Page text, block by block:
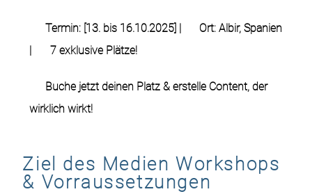
Termin:[13. bis 16.10.2025] | Ort:Albir, Spanien
7 exklusive Plätze!
Buche jetzt deinen Platz & erstelle Content, der
wirklich wirkt!
Ziel des Medien Workshops
& Vorraussetzungen